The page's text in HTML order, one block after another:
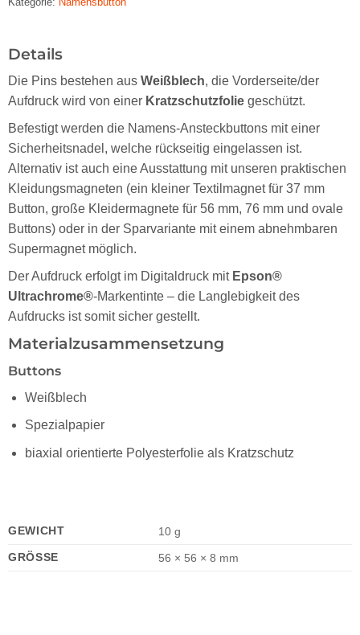
Details
Die Pins bestehen aus Weißblech, die Vorderseite/der
Aufdruck wird von einer Kratzschutzfoliegeschützt.
Befestigt werden die Namens-Ansteckbuttons mit einer
Sicherheitsnadel, welche rückseitig eingelassen ist.
Alternativ ist auch eine Ausstattung mit unseren praktischen
Kleidungsmagneten (ein kleiner Textilmagnet für 37 mm
Button, große Kleidermagnete für 56 mm, 76 mm und ovale
Buttons) oder in der Sparvariante mit einem abnehmbaren
Supermagnet möglich.
Der Aufdruck erfolgt im Digitaldruck mit Epson®
Ultrachrome®-Markentinte – die Langlebigkeit des
Aufdrucks ist somit sicher gestellt.
Materialzusammensetzung
Buttons
Weißblech
Spezialpapier
biaxial orientierte Polyesterfolie als Kratzschutz
GEWICHT
10 g
GRÖSSE
56 × 56 × 8 mm